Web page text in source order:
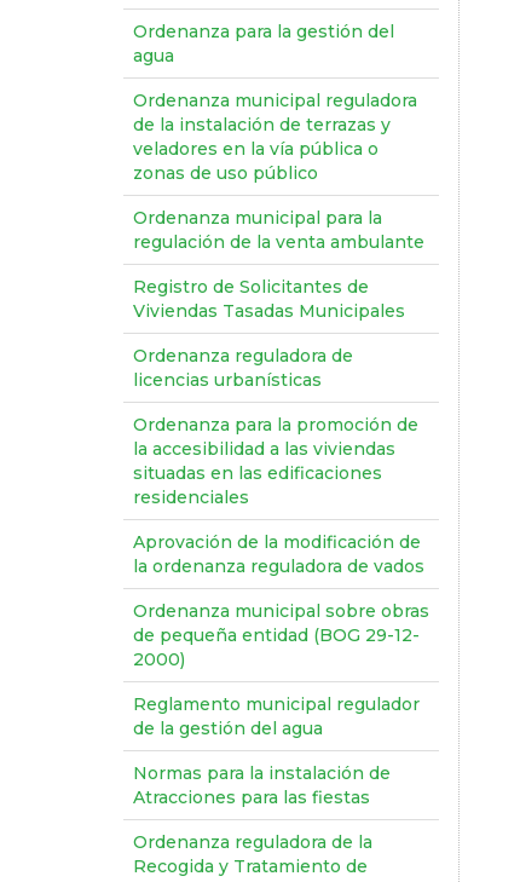
Ordenanza para la gestión del
agua
Ordenanza municipal reguladora
de la instalación de terrazas y
veladores en la vía pública o
zonas de uso público
Ordenanza municipal para la
regulación de la venta ambulante
Registro de Solicitantes de
Viviendas Tasadas Municipales
Ordenanza reguladora de
licencias urbanísticas
Ordenanza para la promoción de
la accesibilidad a las viviendas
situadas en las edificaciones
residenciales
Aprovación de la modificación de
la ordenanza reguladora de vados
Ordenanza municipal sobre obras
de pequeña entidad (BOG 29-12-
2000)
Reglamento municipal regulador
de la gestión del agua
Normas para la instalación de
Atracciones para las fiestas
Ordenanza reguladora de la
Recogida y Tratamiento de